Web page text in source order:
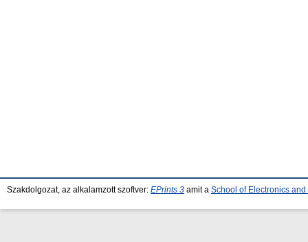
Szakdolgozat, az alkalamzott szoftver: EPrints 3 amit a School of Electronics